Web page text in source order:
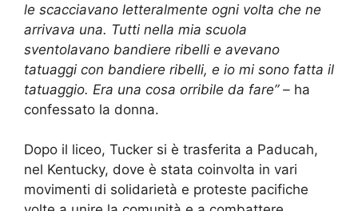
le scacciavano letteralmente ogni volta che ne
arrivava una. Tutti nella mia scuola
sventolavano bandiere ribelli e avevano
tatuaggi con bandiere ribelli, e io mi sono fatta il
tatuaggio. Era una cosa orribile da fare” – ha
confessato la donna.
Dopo il liceo, Tucker si è trasferita a Paducah,
nel Kentucky, dove è stata coinvolta in vari
movimenti di solidarietà e proteste pacifiche